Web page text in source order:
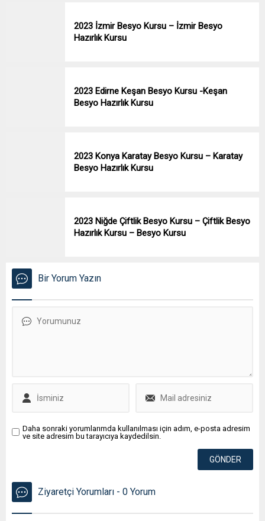
2023 İzmir Besyo Kursu – İzmir Besyo
Hazırlık Kursu
2023 Edirne Keşan Besyo Kursu -Keşan
Besyo Hazırlık Kursu
2023 Konya Karatay Besyo Kursu – Karatay
Besyo Hazırlık Kursu
2023 Niğde Çiftlik Besyo Kursu – Çiftlik Besyo
Hazırlık Kursu – Besyo Kursu
Bir Yorum Yazın
Daha sonraki yorumlarımda kullanılması için adım, e-posta adresim
ve site adresim bu tarayıcıya kaydedilsin.
Ziyaretçi Yorumları - 0 Yorum